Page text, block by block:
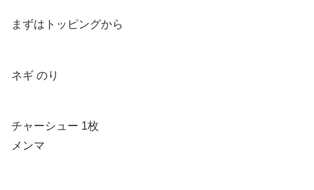
まずはトッピングから
ネギ のり
チャーシュー 1枚
メンマ